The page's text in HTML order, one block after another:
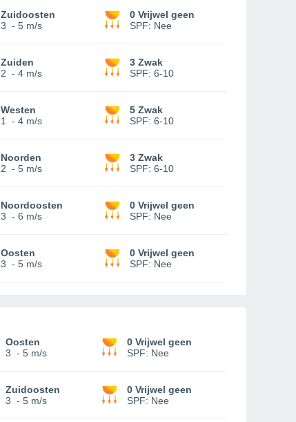
Zuidoosten
3 - 5 m/s
0 Vrijwel geen
SPF: Nee
Zuiden
2 - 4 m/s
3 Zwak
SPF: 6-10
Westen
1
- 4 m/s
5 Zwak
SPF: 6-10
Noorden
2 - 5 m/s
3 Zwak
SPF: 6-10
Noordoosten
3 - 6 m/s
0 Vrijwel geen
SPF: Nee
Oosten
3 - 5 m/s
0 Vrijwel geen
SPF: Nee
Oosten
3 - 5 m/s
0 Vrijwel geen
SPF: Nee
Zuidoosten
3 - 5 m/s
0 Vrijwel geen
SPF: Nee